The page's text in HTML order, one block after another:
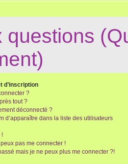
questions
d’inscription
?
tout ?
déconnecté ?
d’apparaître dans la liste des utilisateurs
!
pas me connecter !
mais je ne peux plus me connecter ?!